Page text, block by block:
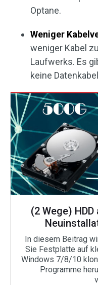
Optane.
Weniger
weniger Kabel
Laufwerks. Es
keine
(2 Wege)
In diesem Beitrag
Sie Festplatte auf
Windows 7/8/10
Programme